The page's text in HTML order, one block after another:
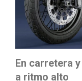
En carretera
a ritmo alto